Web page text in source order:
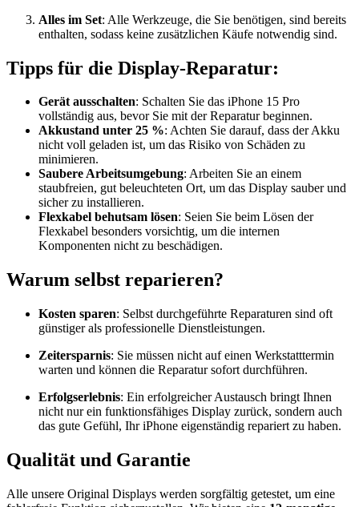
Alles im Set: Alle Werkzeuge, die Sie benötigen, sind bereits
enthalten, sodass keine zusätzlichen Käufe notwendig sind.
Tipps für die Display-Reparatur:
Gerät ausschalten: Schalten Sie das iPhone 15 Pro
vollständig aus, bevor Sie mit der Reparatur beginnen.
Akkustand unter 25 %: Achten Sie darauf, dass der Akku
nicht voll geladen ist, um das Risiko von Schäden zu
minimieren.
Saubere Arbeitsumgebung: Arbeiten Sie an einem
staubfreien, gut beleuchteten Ort, um das Display sauber und
sicher zu installieren.
Flexkabel behutsam lösen: Seien Sie beim Lösen der
Flexkabel besonders vorsichtig, um die internen
Komponenten nicht zu beschädigen.
Warum selbst reparieren?
Kosten sparen: Selbst durchgeführte Reparaturen sind oft
günstiger als professionelle Dienstleistungen.
Zeitersparnis: Sie müssen nicht auf einen Werkstatttermin
warten und können die Reparatur sofort durchführen.
Erfolgserlebnis: Ein erfolgreicher Austausch bringt Ihnen
nicht nur ein funktionsfähiges Display zurück, sondern auch
das gute Gefühl, Ihr iPhone eigenständig repariert zu haben.
Qualität und Garantie
Alle unsere Original Displays werden sorgfältig getestet, um eine